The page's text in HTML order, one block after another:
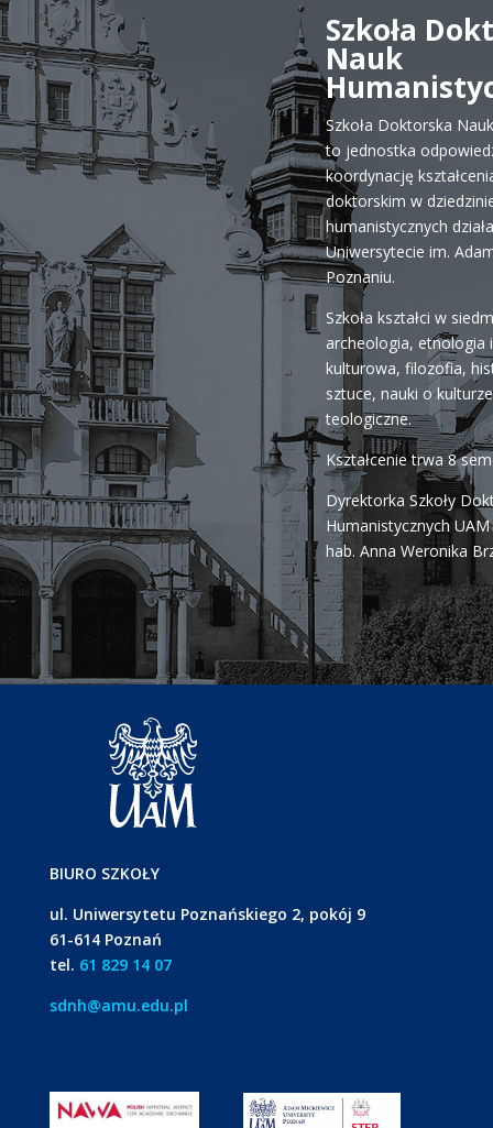
Szkoła
Nauk
Szkoła Doktorska
to jednostka
koordynację
doktorskim w
humanistycznych
Uniwersytecie im.
Poznaniu.
Szkoła kształci w
archeologia, etnologia
kulturowa, filozofia,
sztuce, nauki o
teologiczne.
Kształcenie trwa 8
Dyrektorka Szkoły
Humanistycznych
hab. Anna Weronika
BIURO SZKOŁY
ul. Uniwersytetu Poznańskiego 2, pokój 9
61-614 Poznań
tel. 61 829 14 07
sdnh@amu.edu.pl